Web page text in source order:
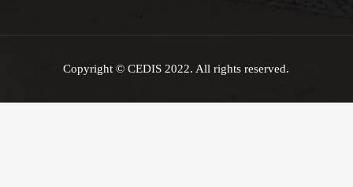
Copyright © CEDIS 2022. All rights reserved.